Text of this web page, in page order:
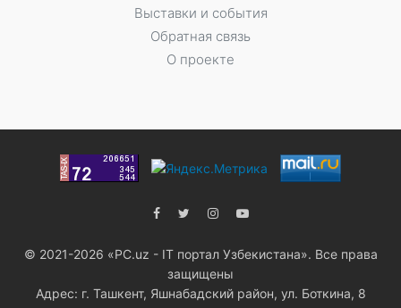
Выставки и события
Обратная связь
О проекте
© 2021-2026 «PC.uz - IT портал Узбекистана». Все права
защищены
Адрес: г. Ташкент, Яшнабадский район, ул. Боткина, 8